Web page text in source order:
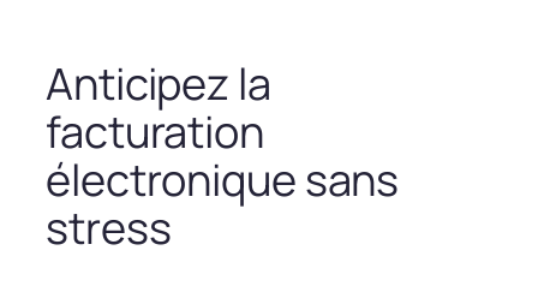
Anticipez la
facturation
électronique sans
stress